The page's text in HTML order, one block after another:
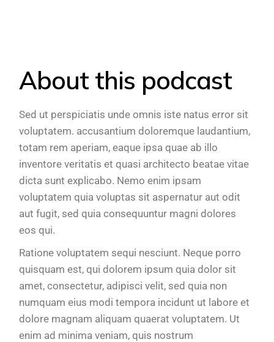
About this podcast
Sed ut perspiciatis unde omnis iste natus error sit
voluptatem. accusantium doloremque laudantium,
totam rem aperiam, eaque ipsa quae ab illo
inventore veritatis et quasi architecto beatae vitae
dicta sunt explicabo. Nemo enim ipsam
voluptatem quia voluptas sit aspernatur aut odit
aut fugit, sed quia consequuntur magni dolores
eos qui.
Ratione voluptatem sequi nesciunt. Neque porro
quisquam est, qui dolorem ipsum quia dolor sit
amet, consectetur, adipisci velit, sed quia non
numquam eius modi tempora incidunt ut labore et
dolore magnam aliquam quaerat voluptatem. Ut
enim ad minima veniam, quis nostrum